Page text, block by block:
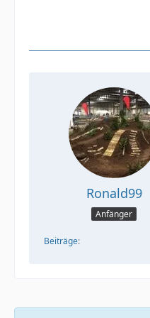
Ronald99
Anfänger
Beiträge